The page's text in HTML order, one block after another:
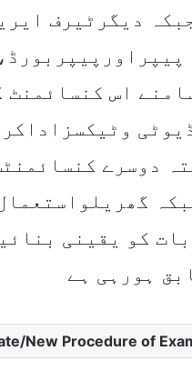
دیگرٹیرف
اس
دوسرے
کو یقینی
ہورہی ہے
New Procedure of